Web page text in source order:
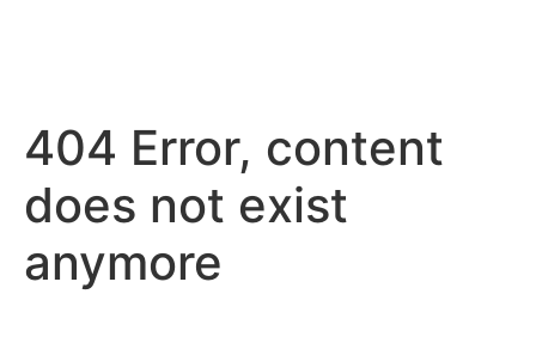
404 Error, content
does not exist
anymore